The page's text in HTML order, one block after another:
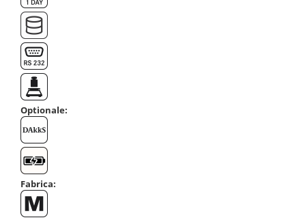
Unitate fluorescenta
Unitate polarizare
Standard calibrare
Scala aditionala refractometru
Optionale:
Fabrica: